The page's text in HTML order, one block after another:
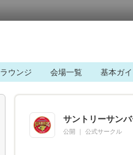
ウンジ 会場一覧 基本ガ
サントリーサン
公開 公式サークル